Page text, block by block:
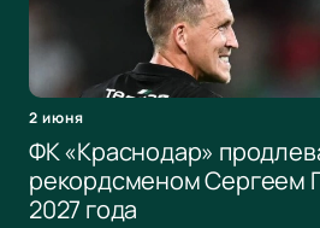
2 июня
ФК «Краснодар»
рекордсменом Сергеем
2027 года